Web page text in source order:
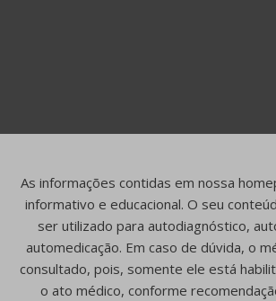
As informações contidas em nossa
informativo e educacional. O seu
ser utilizado para autodiagnóstico,
automedicação. Em caso de dúvida, o
consultado, pois, somente ele está
o ato médico, conforme